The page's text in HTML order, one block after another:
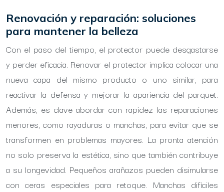
Renovación y reparación: soluciones
para mantener la belleza
Con el paso del tiempo, el protector puede desgastarse
y perder eficacia. Renovar el protector implica colocar una
nueva capa del mismo producto o uno similar, para
reactivar la defensa y mejorar la apariencia del parquet.
Además, es clave abordar con rapidez las reparaciones
menores, como rayaduras o manchas, para evitar que se
transformen en problemas mayores. La pronta atención
no solo preserva la estética, sino que también contribuye
a su longevidad. Pequeños arañazos pueden disimularse
con ceras especiales para retoque. Manchas difíciles